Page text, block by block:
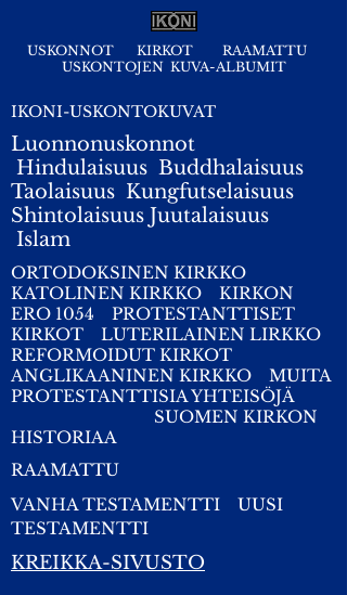
USKONNOT KIRKOT
RAAMATTU
USKONTOJEN KUVA-ALBUMIT
IKONI-USKONTOKUVAT
Luonnonuskonnot
Hindulaisuus Buddhalaisuus
Taolaisuus Kungfutselaisuus
Shintolaisuus Juutalaisuus
Islam
ORTODOKSINEN KIRKKO
KATOLINEN KIRKKO
KIRKON
ERO 1054
PROTESTANTTISET
KIRKOT
LUTERILAINEN LIRKKO
REFORMOIDUT KIRKOT
ANGLIKAANINEN KIRKKO
MUITA
PROTESTANTTISIA YHTEISÖJÄ
SUOMEN KIRKON
HISTORIAA
RAAMATTU
VANHA TESTAMENTTI
UUSI
TESTAMENTTI
KREIKKA-SIVUSTO